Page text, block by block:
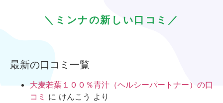
＼ミンナの新しい口コミ／
最新の口コミ一覧
大麦若葉１００％青汁（ヘルシーパートナー）の口
コミ に けんこう より